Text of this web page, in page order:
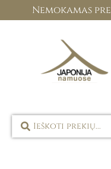
Nemokamas